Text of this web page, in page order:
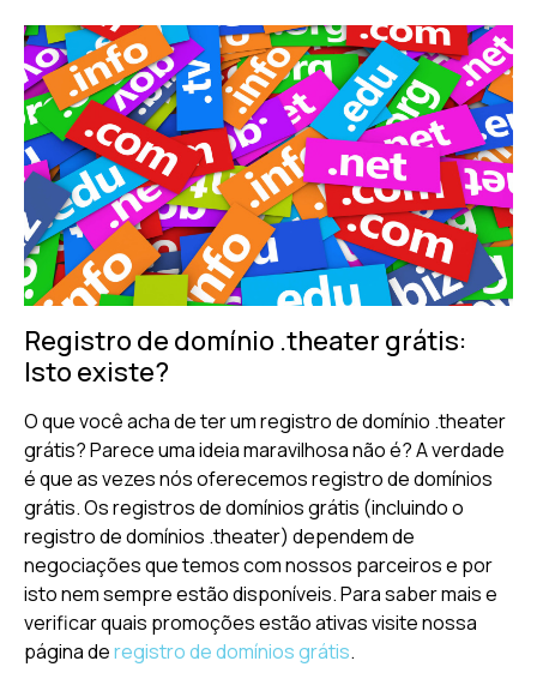
Registro de domínio .theater grátis:
Isto existe?
O que você acha de ter um registro de domínio .theater
grátis? Parece uma ideia maravilhosa não é? A verdade
é que as vezes nós oferecemos registro de domínios
grátis. Os registros de domínios grátis (incluindo o
registro de domínios .theater) dependem de
negociações que temos com nossos parceiros e por
isto nem sempre estão disponíveis. Para saber mais e
verificar quais promoções estão ativas visite nossa
página deregistro de domínios grátis.